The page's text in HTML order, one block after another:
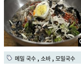
메밀 국수 소바 모밀국수